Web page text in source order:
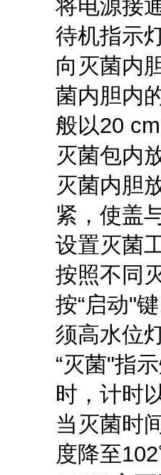
将电源接
待机指示
向灭菌内
菌内胆内
般以20
灭菌包内
灭菌内胆
紧，使盖
设置灭菌
按照不同
按“启动"
须高水位
“灭菌"指
时，计时
当灭菌时
度降至